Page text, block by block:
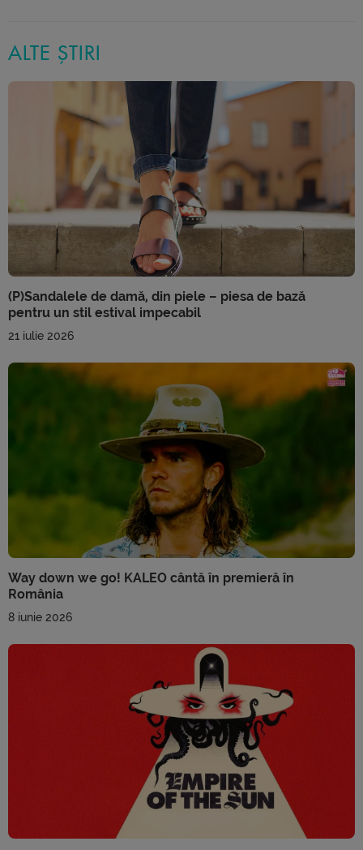
ALTE ȘTIRI
(P)Sandalele de damă, din piele – piesa de bază
pentru un stil estival impecabil
21 iulie 2026
Way down we go! KALEO cântă în premieră în
România
8 iunie 2026